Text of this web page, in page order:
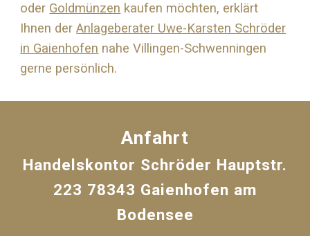
oder Goldmünzen kaufen möchten, erklärt
Ihnen derAnlageberater Uwe-Karsten Schröder
in Gaienhofen naheVillingen-Schwenningen
gerne persönlich.
Anfahrt
Handelskontor Schröder Hauptstr.
223 78343 Gaienhofen am
Bodensee